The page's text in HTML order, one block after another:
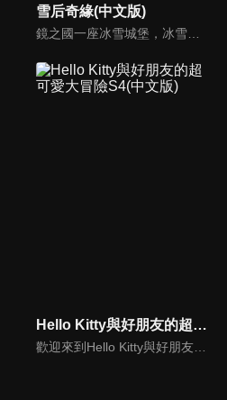
雪后奇緣(中文版)
Hello Kitty與好朋友的超可愛大冒險S4(中文版)
歡迎來到Hello Kitty與好朋友的超可愛大冒險!與Hello Kitty, 大眼蛙, 酷企鵝, 美樂蒂, 布丁狗還有酷洛米, 準備和朋友們一起經歷有趣的冒險吧!